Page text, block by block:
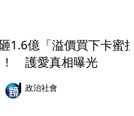
1.6億「溢價買下卡蜜
護愛真相曝光
政治社會